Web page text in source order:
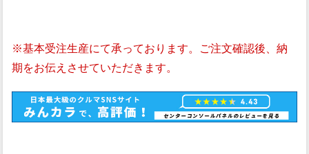
※基本受注生産にて承っております。ご注文確認後、納
期をお伝えさせていただきます。